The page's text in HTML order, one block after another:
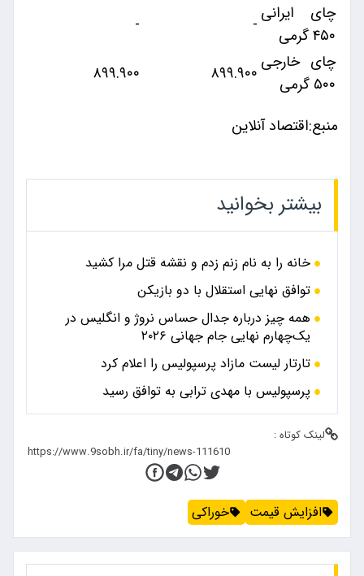
چای ایرانی
۴۵۰ گرمی
-
-
چای خارجی
۵۰۰ گرمی
۸۹۹.۹۰۰ ۸۹۹.۹۰۰
منبع:اقتصاد آنلاین
بیشتر بخوانید
خانه را به نام زنم زدم و نقشه قتل مرا کشید
توافق نهایی استقلال با دو بازیکن
همه چیز درباره جدال حساس نروژ و انگلیس در
یک‌چهارم نهایی جام جهانی ۲۰۲۶
تارتار لیست مازاد پرسپولیس را اعلام کرد
پرسپولیس با مهدی ترابی به توافق رسید
لینک کوتاه :
افزایش قیمت خوراکی